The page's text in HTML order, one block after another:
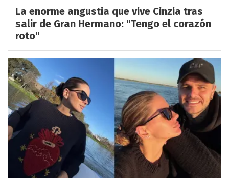
La enorme angustia que vive Cinzia tras
salir de Gran Hermano: "Tengo el corazón
roto"